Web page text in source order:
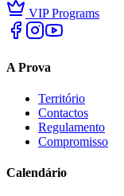
VIP Programs
A Prova
Território
Contactos
Regulamento
Compromisso
Calendário